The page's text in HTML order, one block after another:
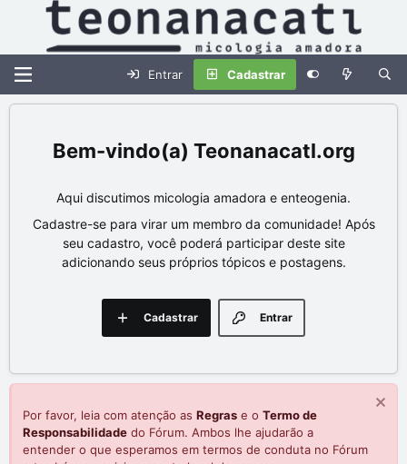
Entrar Cadastrar
Teonanacatl.org
Aqui discutimos micologia amadora e enteogenia.
Cadastre-se para virar um membro da comunidade! Após
seu cadastro, você poderá participar deste site
adicionando seus próprios tópicos e postagens.
Entrar
Cadastrar
Por favor, leia com atenção as Regras e o Termo de
Responsabilidade do Fórum. Ambos lhe ajudarão a
entender o que esperamos em termos de conduta no Fórum